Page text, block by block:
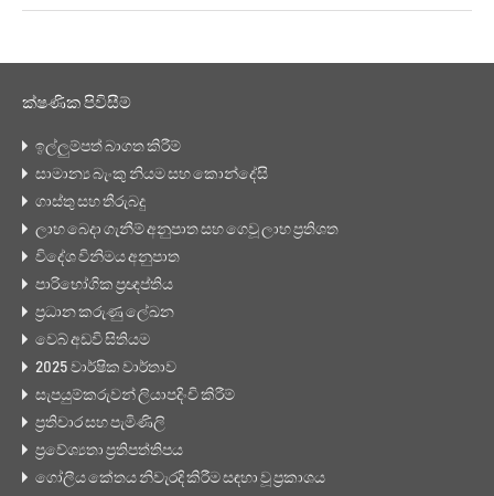
ක්ෂණික පිවිසීම්
ඉල්ලුම්පත් බාගත කිරීම්
සාමාන්‍ය බැංකු නියම සහ කොන්දේසි
ගාස්තු සහ තීරුබදු
ලාභ බෙදා ගැනීම් අනුපාත සහ ගෙවූ ලාභ ප්‍රතිශත
විදේශ විනිමය අනුපාත
පාරිභෝගික ප්‍රඥප්තිය
ප්‍රධාන කරුණු ලේඛන
වෙබ් අඩවි සිතියම
2025 වාර්ෂික වාර්තාව
සැපයුම්කරුවන් ලියාපදිංචි කිරීම්
ප්‍රතිචාර සහ පැමිණිලි
ප්‍රවේශ්‍යතා ප්‍රතිපත්තිපය
ගෝලීය කේතය නිවැරදි කිරීම සඳහා වූ ප්‍රකාශය